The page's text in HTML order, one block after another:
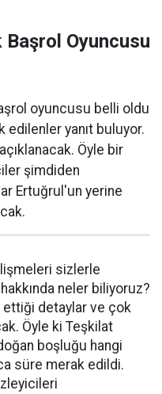
Başrol Oyuncusu
oyuncusu belli oldu
edilenler yanıt buluyor.
Öyle bir
şimdiden
Ertuğrul'un yerine
sizlerle
neler biliyoruz?
ettiği detaylar ve çok
Öyle ki Teşkilat
boşluğu hangi
süre merak edildi.